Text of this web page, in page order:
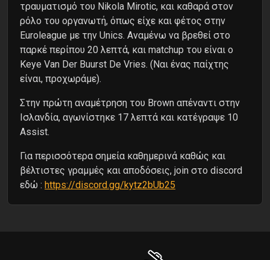
τραυματισμό του Nikola Mirotic, και καθαρά στον
ρόλο του οργανωτή, όπως είχε και φέτος στην
Euroleague με την Unics. Αναμένω να βρεθεί στο
παρκέ περίπου 20 λεπτά, και matchup του είναι ο
Keye Van Der Buurst De Vries. (Ναι ένας παίχτης
είναι, προχωράμε).
Στην πρώτη αναμέτρηση του Brown απέναντι στην
Ισλανδία, αγωνίστηκε 17 λεπτά και κατέγραψε 10
Assist.
Για περισσότερα σημεία καθημερινά καθώς και
βέλτιστες γραμμές και αποδόσεις, join στο discord
εδώ : https://discord.gg/kytz2bUb25